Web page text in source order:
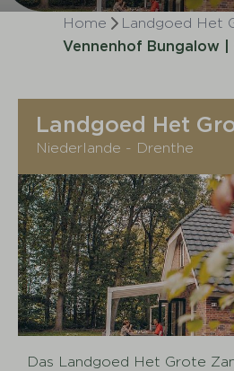
Home
Landgoed Het
Vennenhof Bungalow |
Landgoed Het
Niederlande - Drenthe
Das Landgoed Het Grote